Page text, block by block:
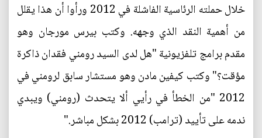
خلال حملته الرئاسية الفاشلة في 2012 ورأوا أن هذا يقلل
من أهمية النقد الذي وجهه. وكتب بيرس مورجان وهو
مقدم برامج تلفزيونية "هل لدى السيد رومني فقدان ذاكرة
مؤقت؟" وكتب كيفين مادن وهو مستشار سابق لرومني في
2012 "من الخطأ في رأيي ألا يتحدث (رومني) ويبدي
ندمه على تأييد (ترامب) 2012 بشكل مباشر."